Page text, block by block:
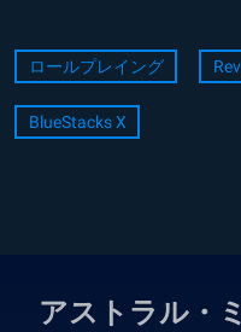
ロールプレイング
BlueStacks X
アストラル・